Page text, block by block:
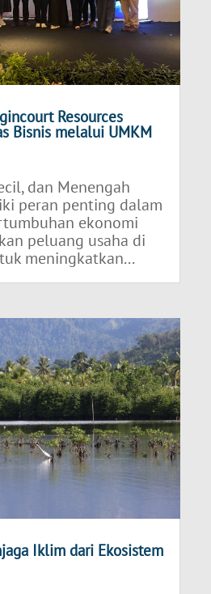
Resources
Bisnis melalui UMKM
dan Menengah
peran penting dalam
ekonomi
peluang usaha di
meningkatkan...
Iklim dari Ekosistem